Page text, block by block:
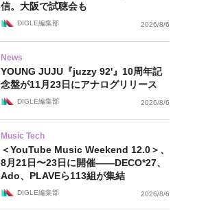
信。大阪で試聴会も
DIGLE編集部 2026/8/6
News
YOUNG JUJU『juzzy 92'』10周年記
念盤が11月23日にアナログリリース
DIGLE編集部 2026/8/6
Music Tech
＜YouTube Music Weekend 12.0＞、
8月21日〜23日に開催——DECO*27、
Ado、PLAVEら113組が集結
DIGLE編集部 2026/8/6